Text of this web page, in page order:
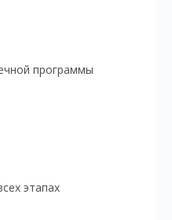
программы
этапах